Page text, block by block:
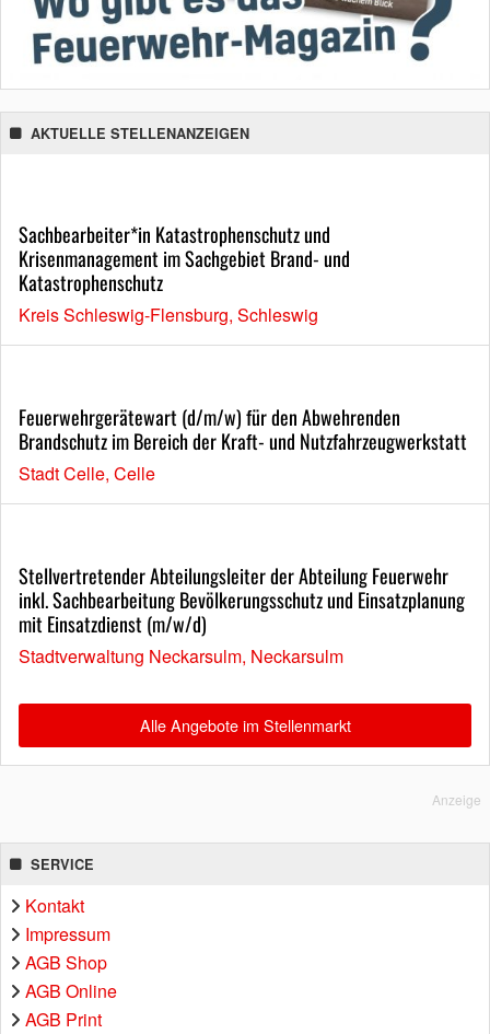
AKTUELLE STELLENANZEIGEN
Sachbearbeiter*in Katastrophenschutz und
Krisenmanagement im Sachgebiet Brand- und
Katastrophenschutz
Kreis Schleswig-Flensburg, Schleswig
Feuerwehrgerätewart (d/m/w) für den Abwehrenden
Brandschutz im Bereich der Kraft- und Nutzfahrzeugwerkstatt
Stadt Celle, Celle
Stellvertretender Abteilungsleiter der Abteilung Feuerwehr
inkl. Sachbearbeitung Bevölkerungsschutz und Einsatzplanung
mit Einsatzdienst (m/w/d)
Stadtverwaltung Neckarsulm, Neckarsulm
Alle Angebote im Stellenmarkt
Anzeige
SERVICE
Kontakt
Impressum
AGB Shop
AGB Online
AGB Print